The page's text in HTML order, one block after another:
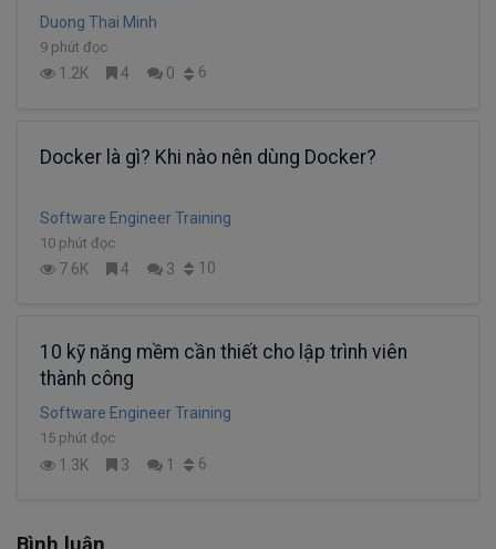
Duong Thai Minh
9 phút đọc
1.2K 4 0 6
Docker là gì? Khi nào nên dùng Docker?
Software Engineer Training
10 phút đọc
7.6K 4 3 10
10 kỹ năng mềm cần thiết cho lập trình viên
thành công
Software Engineer Training
15 phút đọc
1.3K 3 1 6
Bình luận